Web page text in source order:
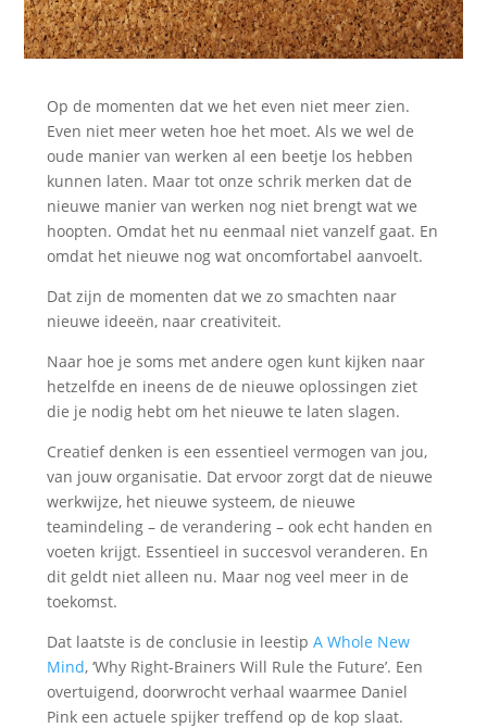
Op de momenten dat we het even niet meer zien.
Even niet meer weten hoe het moet. Als we wel de
oude manier van werken al een beetje los hebben
kunnen laten. Maar tot onze schrik merken dat de
nieuwe manier van werken nog niet brengt wat we
hoopten. Omdat het nu eenmaal niet vanzelf gaat. En
omdat het nieuwe nog wat oncomfortabel aanvoelt.
Dat zijn de momenten dat we zo smachten naar
nieuwe ideeën, naar creativiteit.
Naar hoe je soms met andere ogen kunt kijken naar
hetzelfde en ineens de de nieuwe oplossingen ziet
die je nodig hebt om het nieuwe te laten slagen.
Creatief denken is een essentieel vermogen van jou,
van jouw organisatie. Dat ervoor zorgt dat de nieuwe
werkwijze, het nieuwe systeem, de nieuwe
teamindeling – de verandering – ook echt handen en
voeten krijgt. Essentieel in succesvol veranderen. En
dit geldt niet alleen nu. Maar nog veel meer in de
toekomst.
Dat laatste is de conclusie in leestip A Whole New
Mind, ‘Why Right-Brainers Will Rule the Future’. Een
overtuigend, doorwrocht verhaal waarmee Daniel
Pink een actuele spijker treffend op de kop slaat.